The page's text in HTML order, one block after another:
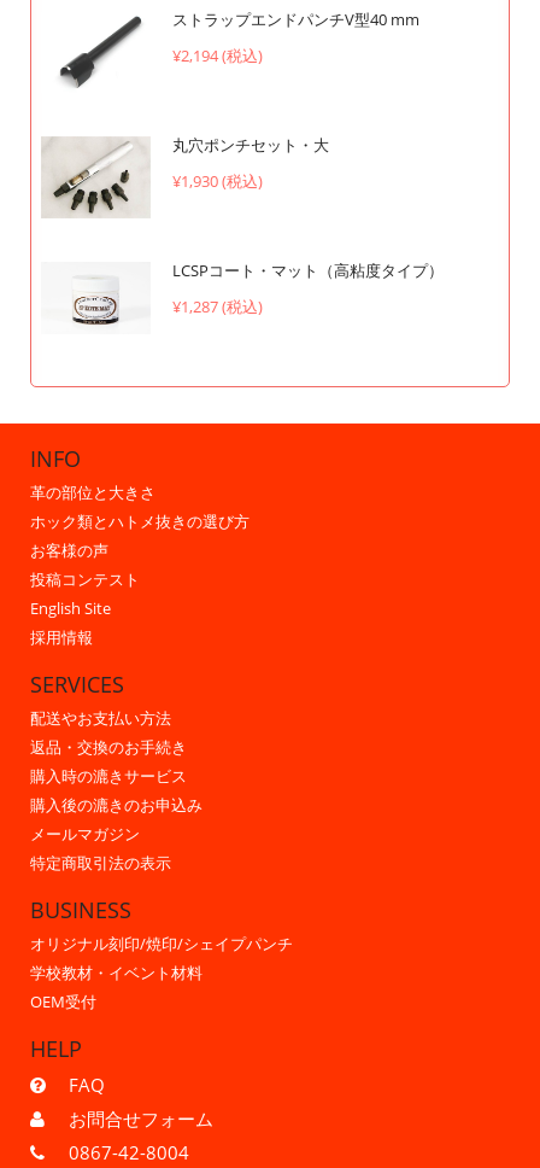
ストラップエンドパンチV型40 mm
¥2,194 (税込)
丸穴ポンチセット・大
¥1,930 (税込)
LCSPコート・マット（高粘度タイプ）
¥1,287 (税込)
INFO
革の部位と大きさ
ホック類とハトメ抜きの選び方
お客様の声
投稿コンテスト
English Site
採用情報
SERVICES
配送やお支払い方法
返品・交換のお手続き
購入時の漉きサービス
購入後の漉きのお申込み
メールマガジン
特定商取引法の表示
BUSINESS
オリジナル刻印/焼印/シェイプパンチ
学校教材・イベント材料
OEM受付
HELP
FAQ
お問合せフォーム
0867-42-8004